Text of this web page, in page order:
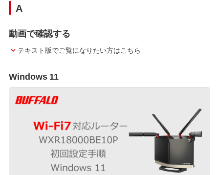
A
動画で確認する
テキスト版でご覧になりたい方はこちら
Windows 11